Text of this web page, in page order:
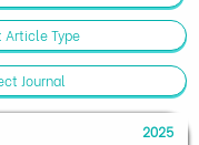
2025